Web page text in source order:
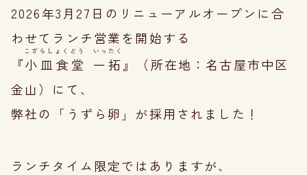
2026年3月27日のリニューアルオープンに合
わせてランチ営業を開始する
『小皿食堂 一拓
こざらしょくどう いったく
』（所在地：名古屋市中区
金山）にて、
弊社の「うずら卵」が採用されました！
ランチタイム限定ではありますが、